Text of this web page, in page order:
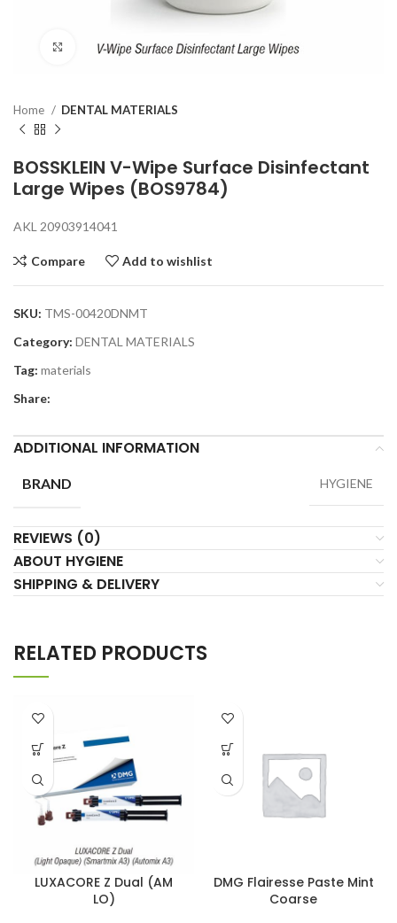
Click to enlarge
Home DENTAL MATERIALS
BOSSKLEIN V-Wipe Surface Disinfectant
Large Wipes (BOS9784)
AKL 20903914041
Compare Add to wishlist
SKU: TMS-00420DNMT
Category: DENTAL MATERIALS
Tag: materials
Share:
ADDITIONAL INFORMATION
BRAND HYGIENE
REVIEWS (0)
ABOUT HYGIENE
SHIPPING & DELIVERY
RELATED PRODUCTS
LUXACORE Z Dual (AM
LO)
DMG Flairesse Paste Mint
Coarse